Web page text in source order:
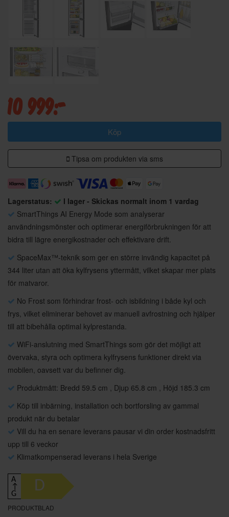
10 999:-
Köp
Tipsa om produkten via sms
Lagerstatus:
I lager - Skickas normalt inom 1 vardag
SmartThings AI Energy Mode som analyserar
användningsmönster och optimerar energiförbrukningen för att
bidra till lägre energikostnader och effektivare drift.
SpaceMax™-teknik som ger en större invändig kapacitet på
344 liter utan att öka kylfrysens yttermått, vilket skapar mer plats
för matvaror.
No Frost som förhindrar frost- och isbildning i både kyl och
frys, vilket eliminerar behovet av manuell avfrostning och hjälper
till att bibehålla optimal kylprestanda.
WiFi-anslutning med SmartThings som gör det möjligt att
övervaka, styra och optimera kylfrysens funktioner direkt via
mobilen, oavsett var du befinner dig.
Produktmått: Bredd 59.5 cm , Djup 65.8 cm , Höjd 185.3 cm
Köp till inbärning, installation och bortforsling av gammal
produkt när du betalar
Vill du ha en senare leverans pausar vi din order kostnadsfritt
upp till 6 veckor
Klimatkompenserad leverans i hela Sverige
A
↑
G
D
PRODUKTBLAD